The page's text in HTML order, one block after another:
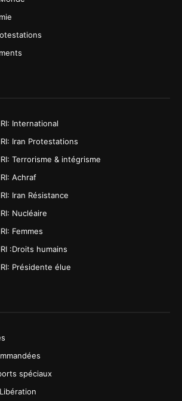
International
Iran Protestations
Terrorisme & intégrisme
Achraf
Iran Résistance
Nucléaire
Femmes
:Droits humains
Présidente élue
spéciaux